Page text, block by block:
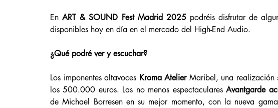
En ART & SOUND Fest Madrid 2025 podréis disfrutar de
disponibles hoy en día en el mercado del High-End Audio.
¿Qué podré ver y escuchar?
Los imponentes altavoces Kroma Atelier Maribel, una realización
los 500.000 euros. Las no menos espectaculares Avantgarde
de Michael Borresen en su mejor momento, con la nueva